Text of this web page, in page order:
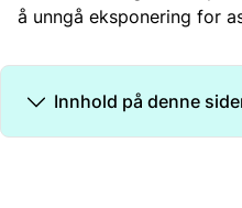
å unngå eksponering for
Innhold på denne